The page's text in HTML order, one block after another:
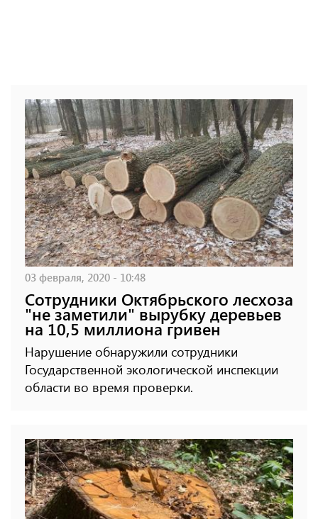
03 февраля, 2020 - 10:48
Сотрудники Октябрьского лесхоза
"не заметили" вырубку деревьев
на 10,5 миллиона гривен
Нарушение обнаружили сотрудники
Государственной экологической инспекции
области во время проверки.